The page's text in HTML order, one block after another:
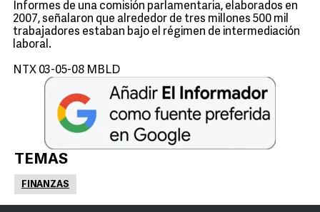
Informes de una comisión parlamentaria, elaborados en
2007, señalaron que alrededor de tres millones 500 mil
trabajadores estaban bajo el régimen de intermediación
laboral.
NTX 03-05-08 MBLD
TEMAS
FINANZAS